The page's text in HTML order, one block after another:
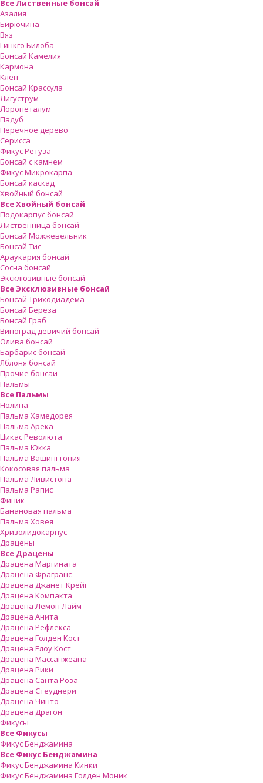
Все Лиственные бонсай
Азалия
Бирючина
Вяз
Гинкго Билоба
Бонсай Камелия
Кармона
Клен
Бонсай Крассула
Лигуструм
Лоропеталум
Падуб
Перечное дерево
Серисса
Фикус Ретуза
Бонсай с камнем
Фикус Микрокарпа
Бонсай каскад
Хвойный бонсай
Все Хвойный бонсай
Подокарпус бонсай
Лиственница бонсай
Бонсай Можжевельник
Бонсай Тис
Араукария бонсай
Сосна бонсай
Эксклюзивные бонсай
Все Эксклюзивные бонсай
Бонсай Триходиадема
Бонсай Береза
Бонсай Граб
Виноград девичий бонсай
Олива бонсай
Барбарис бонсай
Яблоня бонсай
Прочие бонсаи
Пальмы
Все Пальмы
Нолина
Пальма Хамедорея
Пальма Арека
Цикас Революта
Пальмa Юкка
Пальма Вашингтония
Кокосовая пальма
Пальма Ливистона
Пальма Рапис
Финик
Банановая пальма
Пальма Ховея
Хризолидокарпус
Драцены
Все Драцены
Драцена Маргината
Драцена Фрагранс
Драцена Джанет Крейг
Драцена Компакта
Драцена Лемон Лайм
Драцена Анита
Драцена Рефлекса
Драцена Голден Кост
Драцена Елоу Кост
Драцена Массанжеана
Драцена Рики
Драцена Санта Роза
Драцена Стеуднери
Драцена Чинто
Драцена Драгон
Фикусы
Все Фикусы
Фикус Бенджамина
Все Фикус Бенджамина
Фикус Бенджамина Кинки
Фикус Бенджамина Голден Моник